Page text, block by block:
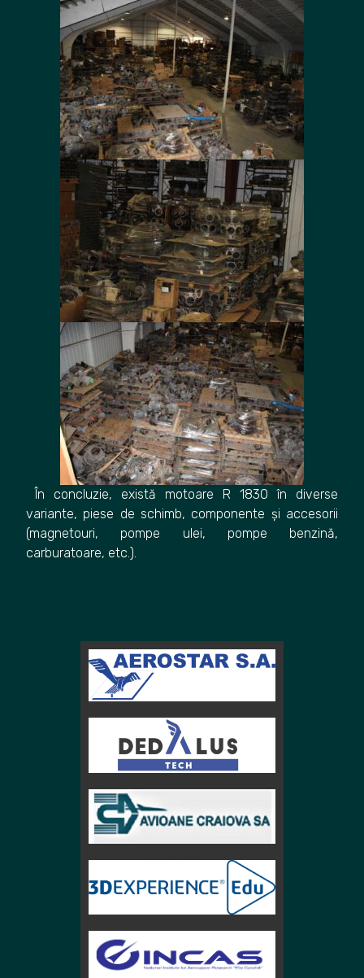
În concluzie, există motoare R 1830 în diverse
variante, piese de schimb, componente și accesorii
(magnetouri, pompe ulei, pompe benzină,
carburatoare, etc.).